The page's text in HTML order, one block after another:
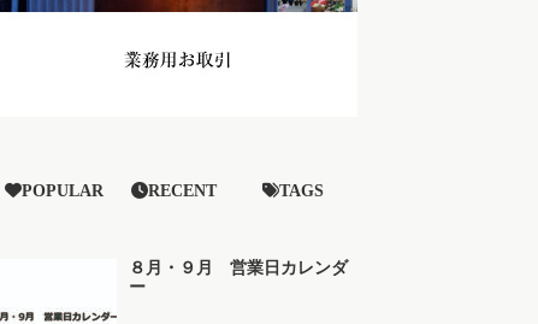
POPULAR RECENT TAGS
８月・９月 営業日カレンダ
ー